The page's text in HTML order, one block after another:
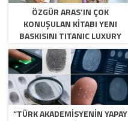
ÖZGÜR ARAS’IN ÇOK
KONUŞULAN KİTABI YENI
BASKISINI TITANIC LUXURY
COLLECTION BODRUM’DA
KUTLADI
“TÜRK AKADEMİSYENİN YAPAY